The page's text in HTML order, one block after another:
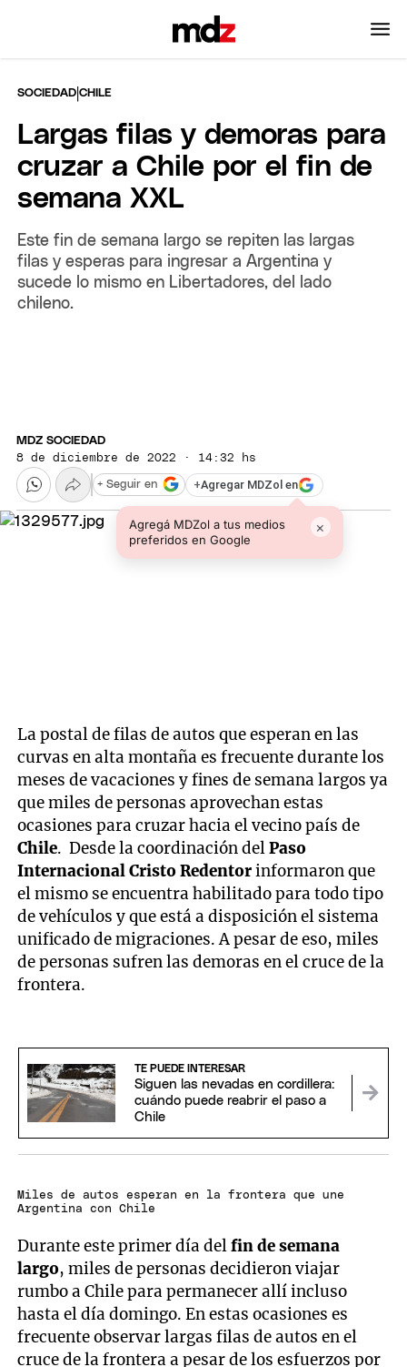
SOCIEDAD |CHILE
Largas filas y demoras para
cruzar a Chile por el fin de
semana XXL
Este fin de semana largo se repiten las largas
filas y esperas para ingresar a Argentina y
sucede lo mismo en Libertadores, del lado
chileno.
MDZ SOCIEDAD
8 de diciembre de 2022 · 14:32 hs
+Agregar MDZol en
Agregá MDZol a tus medios
preferidos en Google
×
+ Seguir en
La postal de filas de autos que esperan en las
curvas en alta montaña es frecuente durante los
meses de vacaciones y fines de semana largos ya
que miles de personas aprovechan estas
ocasiones para cruzar hacia el vecino país de
Chile. Desde la coordinación delPaso
Internacional Cristo Redentorinformaron que
el mismo se encuentra habilitado para todo tipo
de vehículos y que está a disposición el sistema
unificado de migraciones. A pesar de eso, miles
de personas sufren las demoras en el cruce de la
frontera.
TE PUEDE INTERESAR
Siguen las nevadas en cordillera:
cuándo puede reabrir el paso a
Chile
Miles de autos esperan en la frontera que une
Argentina con Chile
Durante este primer día delfin de semana
largo, miles de personas decidieron viajar
rumbo a Chile para permanecer allí incluso
hasta el día domingo. En estas ocasiones es
frecuente observar largas filas de autos en el
cruce de la frontera a pesar de los esfuerzos por